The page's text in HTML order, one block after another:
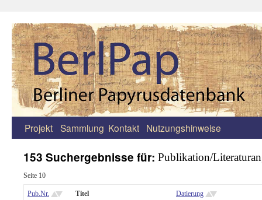
Zum
springen
Projekt Sammlung Kontakt Nutzungshinweise
153 Suchergebnisse für: Publikation/
Seite 10
Pub.Nr. Titel Datierung